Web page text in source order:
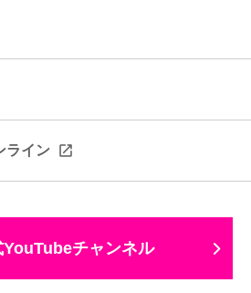
ライン
チャンネル